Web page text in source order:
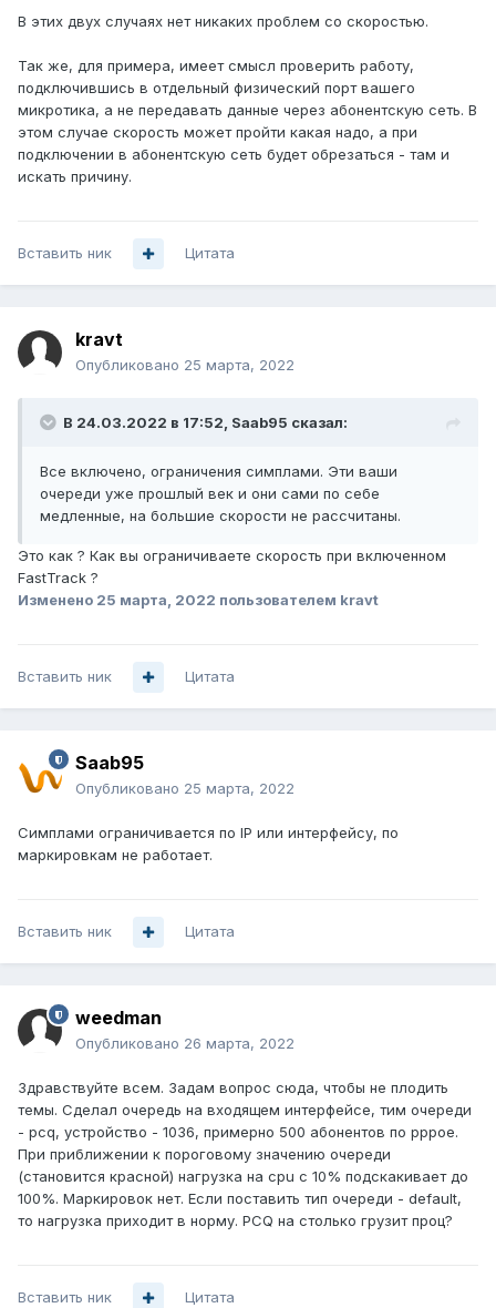
В этих двух случаях нет никаких проблем со скоростью.
Так же, для примера, имеет смысл проверить работу,
подключившись в отдельный физический порт вашего
микротика, а не передавать данные через абонентскую сеть. В
этом случае скорость может пройти какая надо, а при
подключении в абонентскую сеть будет обрезаться - там и
искать причину.
Вставить ник Цитата
kravt
Опубликовано 25 марта, 2022
В 24.03.2022 в 17:52, Saab95 сказал:
Все включено, ограничения симплами. Эти ваши
очереди уже прошлый век и они сами по себе
медленные, на большие скорости не рассчитаны.
Это как ? Как вы ограничиваете скорость при включенном
FastTrack ?
Изменено 25 марта, 2022 пользователем kravt
Вставить ник Цитата
Saab95
Опубликовано 25 марта, 2022
Симплами ограничивается по IP или интерфейсу, по
маркировкам не работает.
Вставить ник Цитата
weedman
Опубликовано 26 марта, 2022
Здравствуйте всем. Задам вопрос сюда, чтобы не плодить
темы. Сделал очередь на входящем интерфейсе, тим очереди
- pcq, устройство - 1036, примерно 500 абонентов по pppoe.
При приближении к пороговому значению очереди
(становится красной) нагрузка на cpu с 10% подскакивает до
100%. Маркировок нет. Если поставить тип очереди - default,
то нагрузка приходит в норму. PCQ на столько грузит проц?
Вставить ник Цитата